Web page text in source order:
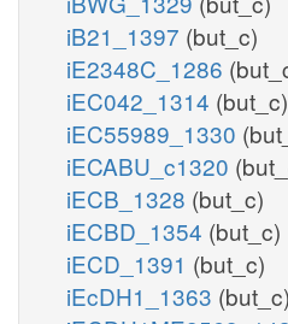
iB21_1397 (but_c)
iE2348C_1286
iEC042_1314 (but_c)
iEC55989_1330
iECABU_c1320
iECB_1328 (but_c)
iECBD_1354 (but_c)
iECD_1391 (but_c)
iEcDH1_1363 (but_c)